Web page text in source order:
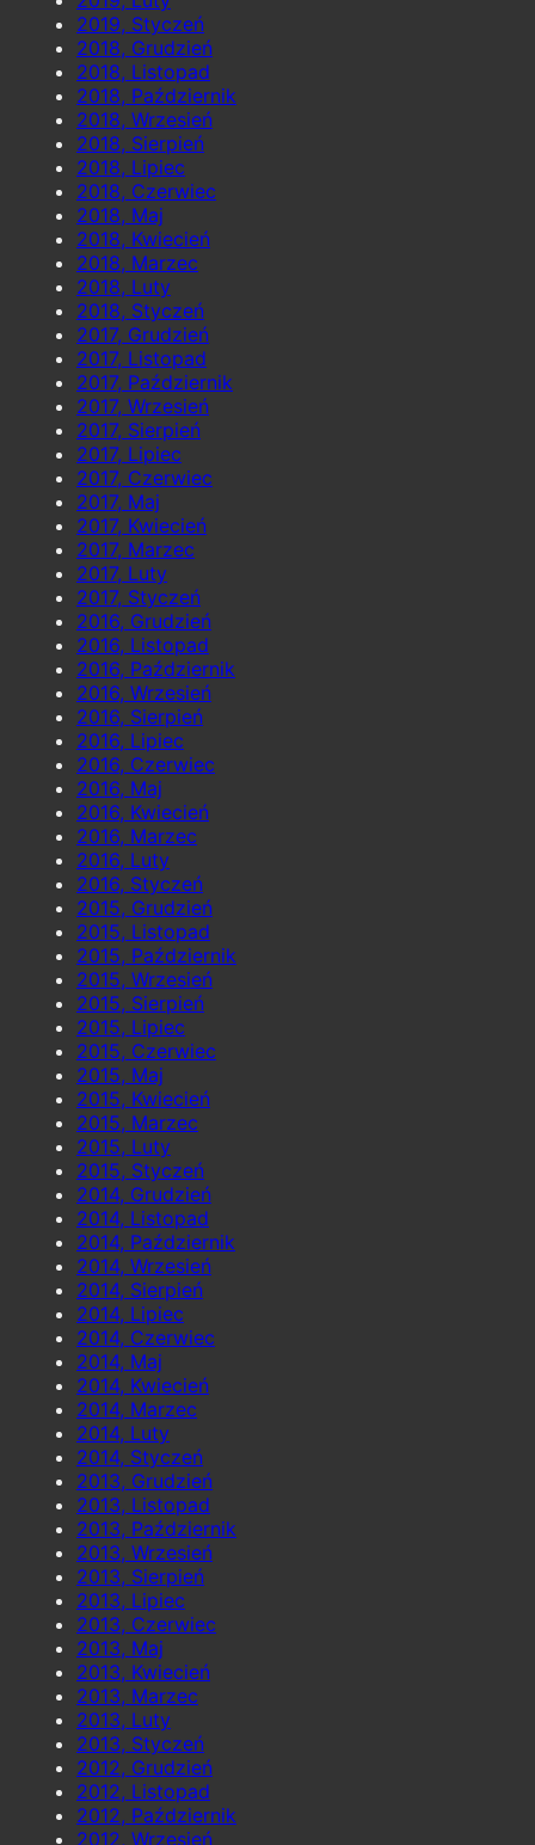
2019, Styczeń
2018, Grudzień
2018, Listopad
2018, Październik
2018, Wrzesień
2018, Sierpień
2018, Lipiec
2018, Czerwiec
2018, Maj
2018, Kwiecień
2018, Marzec
2018, Luty
2018, Styczeń
2017, Grudzień
2017, Listopad
2017, Październik
2017, Wrzesień
2017, Sierpień
2017, Lipiec
2017, Czerwiec
2017, Maj
2017, Kwiecień
2017, Marzec
2017, Luty
2017, Styczeń
2016, Grudzień
2016, Listopad
2016, Październik
2016, Wrzesień
2016, Sierpień
2016, Lipiec
2016, Czerwiec
2016, Maj
2016, Kwiecień
2016, Marzec
2016, Luty
2016, Styczeń
2015, Grudzień
2015, Listopad
2015, Październik
2015, Wrzesień
2015, Sierpień
2015, Lipiec
2015, Czerwiec
2015, Maj
2015, Kwiecień
2015, Marzec
2015, Luty
2015, Styczeń
2014, Grudzień
2014, Listopad
2014, Październik
2014, Wrzesień
2014, Sierpień
2014, Lipiec
2014, Czerwiec
2014, Maj
2014, Kwiecień
2014, Marzec
2014, Luty
2014, Styczeń
2013, Grudzień
2013, Listopad
2013, Październik
2013, Wrzesień
2013, Sierpień
2013, Lipiec
2013, Czerwiec
2013, Maj
2013, Kwiecień
2013, Marzec
2013, Luty
2013, Styczeń
2012, Grudzień
2012, Listopad
2012, Październik
2012, Wrzesień